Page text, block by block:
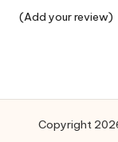
(Add your review)
Copyright